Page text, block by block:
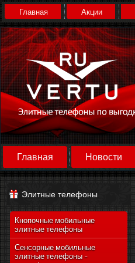
Главная Акции
Главная Новости
Элитные телефоны
Кнопочные мобильные
элитные телефоны
Сенсорные мобильные
элитные телефоны -